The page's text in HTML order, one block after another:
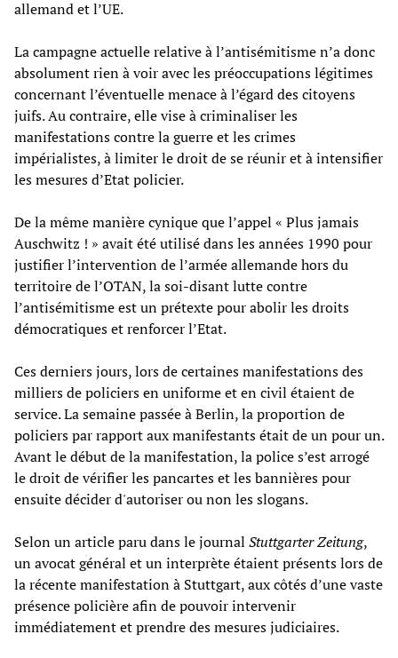
allemand et l’UE.
La campagne actuelle relative à l’antisémitisme n’a donc
absolument rien à voir avec les préoccupations légitimes
concernant l’éventuelle menace à l’égard des citoyens
juifs. Au contraire, elle vise à criminaliser les
manifestations contre la guerre et les crimes
impérialistes, à limiter le droit de se réunir et à intensifier
les mesures d’Etat policier.
De la même manière cynique que l’appel « Plus jamais
Auschwitz ! » avait été utilisé dans les années 1990 pour
justifier l’intervention de l’armée allemande hors du
territoire de l’OTAN, la soi-disant lutte contre
l’antisémitisme est un prétexte pour abolir les droits
démocratiques et renforcer l’Etat.
Ces derniers jours, lors de certaines manifestations des
milliers de policiers en uniforme et en civil étaient de
service. La semaine passée à Berlin, la proportion de
policiers par rapport aux manifestants était de un pour un.
Avant le début de la manifestation, la police s’est arrogé
le droit de vérifier les pancartes et les bannières pour
ensuite décider d'autoriser ou non les slogans.
Selon un article paru dans le journal Stuttgarter Zeitung,
un avocat général et un interprète étaient présents lors de
la récente manifestation à Stuttgart, aux côtés d’une vaste
présence policière afin de pouvoir intervenir
immédiatement et prendre des mesures judiciaires.